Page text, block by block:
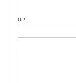
URL